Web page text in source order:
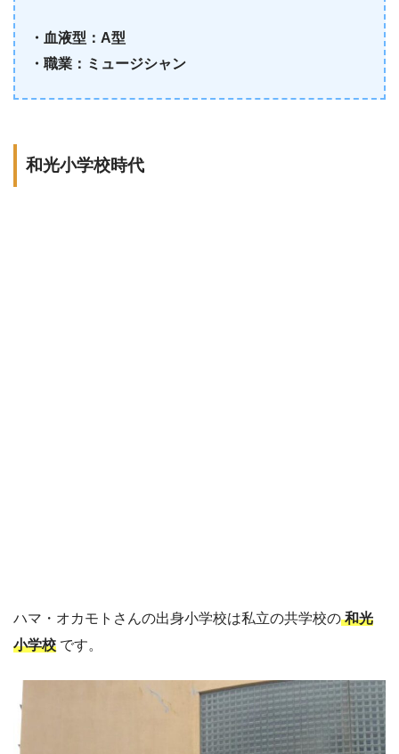
・血液型：A型
・職業：ミュージシャン
和光小学校時代
ハマ・オカモトさんの出身小学校は私立の共学校の和光
小学校 です。